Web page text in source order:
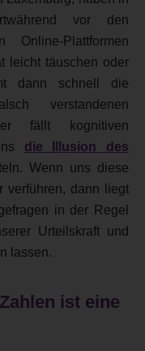
vor den
Online-Plattformen
leicht täuschen oder
dann schnell die
verstandenen
fällt kognitiven
die Illusion des
Wenn uns diese
verführen, dann liegt
in der Regel
Urteilskraft und
lassen.
ist eine